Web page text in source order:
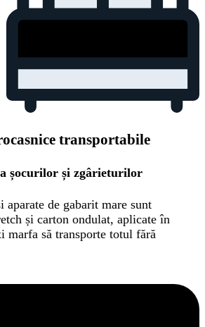
transportabile
șocurilor și zgârieturilor
aparate de gabarit mare sunt
și carton ondulat, aplicate în
marfa să transporte totul fără